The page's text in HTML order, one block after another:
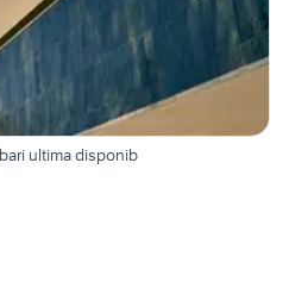
ultima disponib